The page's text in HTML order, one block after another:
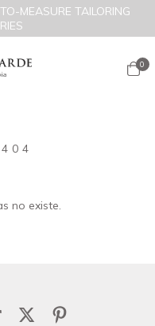
MEASURE TAILORING
0
no existe.